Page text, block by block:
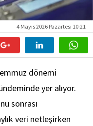
4 Mayıs 2026 Pazartesi 10:21
dönemi
yer alıyor.
sonrası
veri netleşirken